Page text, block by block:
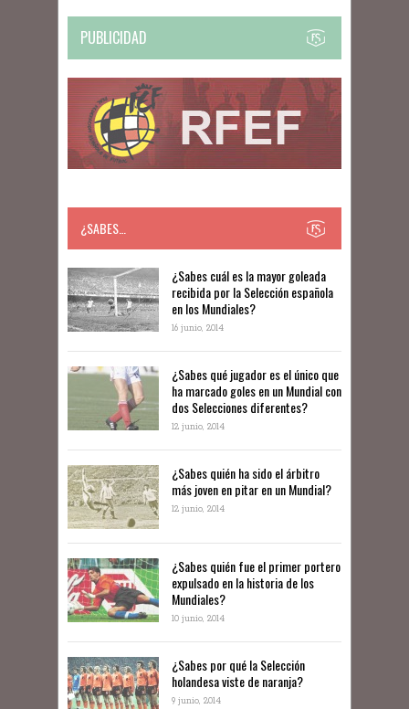
PUBLICIDAD
¿SABES…
​​¿Sabes cuál es la mayor goleada
recibida por la Selección española
en los Mundiales?
16 junio, 2014
¿Sabes qué jugador es el único que
ha marcado goles en un Mundial con
dos Selecciones diferentes?
12 junio, 2014
¿Sabes quién ha sido el árbitro
más joven en pitar en un Mundial?
12 junio, 2014
¿Sabes quién fue el primer portero
expulsado en la historia de los
Mundiales?
10 junio, 2014
​¿Sabes por qué la Selección
holandesa viste de naranja?
9 junio, 2014